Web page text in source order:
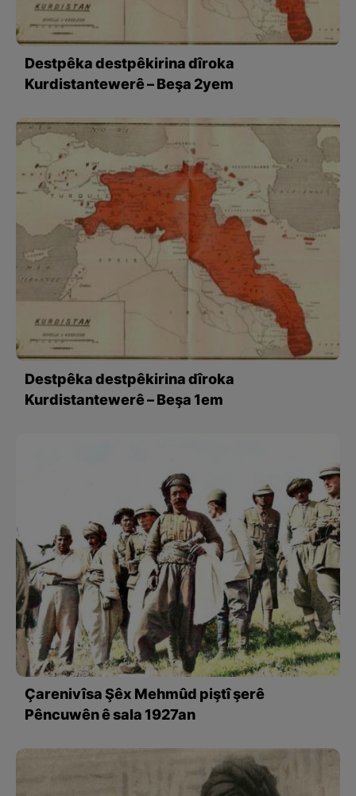
Destpêka destpêkirina dîroka
Kurdistantewerê – Beşa 2yem
Destpêka destpêkirina dîroka
Kurdistantewerê – Beşa 1em
Çarenivîsa Şêx Mehmûd piştî şerê
Pêncuwên ê sala 1927an